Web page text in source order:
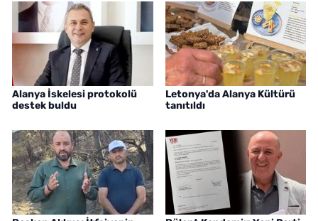
Alanya İskelesi protokolü
destek buldu
Letonya'da Alanya Kültürü
tanıtıldı